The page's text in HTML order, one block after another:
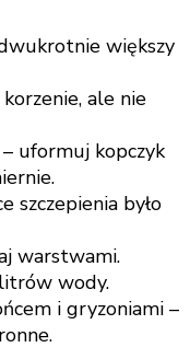
większy
ale nie
uformuj kopczyk
szczepienia było
warstwami.
wody.
i gryzoniami –